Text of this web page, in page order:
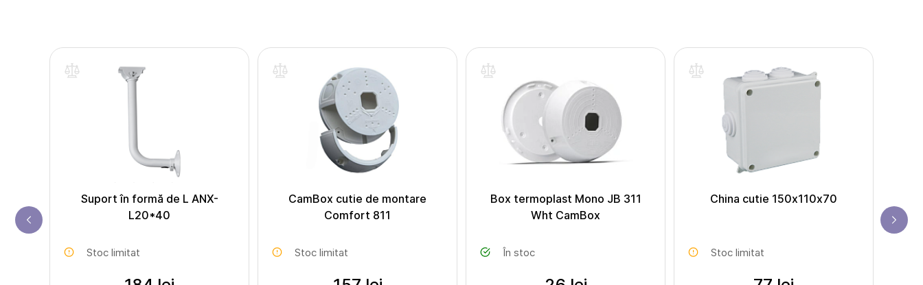
Suport în formă de L ANX-
L20*40
Stoc limitat
CamBox cutie de montare
Comfort 811
Stoc limitat
Box termoplast Mono JB 311
Wht CamBox
În stoc
China cutie 150х110x70
Stoc limitat